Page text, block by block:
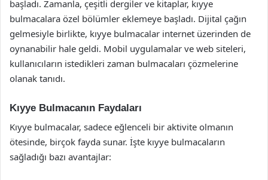
başladı. Zamanla, çeşitli dergiler ve kitaplar, kıyye
bulmacalara özel bölümler eklemeye başladı. Dijital çağın
gelmesiyle birlikte, kıyye bulmacalar internet üzerinden de
oynanabilir hale geldi. Mobil uygulamalar ve web siteleri,
kullanıcıların istedikleri zaman bulmacaları çözmelerine
olanak tanıdı.
Kıyye Bulmacanın Faydaları
Kıyye bulmacalar, sadece eğlenceli bir aktivite olmanın
ötesinde, birçok fayda sunar. İşte kıyye bulmacaların
sağladığı bazı avantajlar: